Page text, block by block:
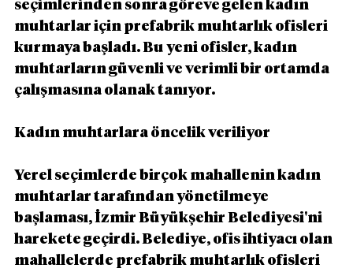
seçimlerinden sonra göreve gelen kadın
muhtarlar için prefabrik muhtarlık ofisleri
kurmaya başladı. Bu yeni ofisler, kadın
muhtarların güvenli ve verimli bir ortamda
çalışmasına olanak tanıyor.
Kadın muhtarlara öncelik veriliyor
Yerel seçimlerde birçok mahallenin kadın
muhtarlar tarafından yönetilmeye
başlaması, İzmir Büyükşehir Belediyesi'ni
harekete geçirdi. Belediye, ofis ihtiyacı olan
mahallelerde prefabrik muhtarlık ofisleri